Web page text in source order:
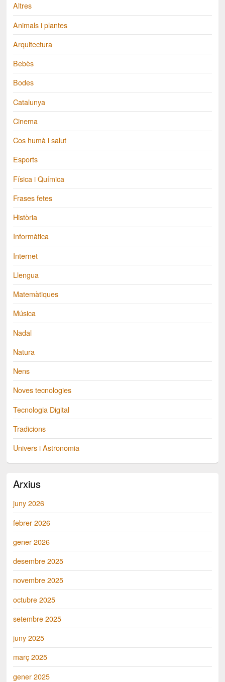
Altres
Animals i plantes
Arquitectura
Bebès
Bodes
Catalunya
Cinema
Cos humà i salut
Esports
Física i Química
Frases fetes
Història
Informàtica
Internet
Llengua
Matemàtiques
Música
Nadal
Natura
Nens
Noves tecnologies
Tecnologia Digital
Tradicions
Univers i Astronomia
Arxius
juny 2026
febrer 2026
gener 2026
desembre 2025
novembre 2025
octubre 2025
setembre 2025
juny 2025
març 2025
gener 2025